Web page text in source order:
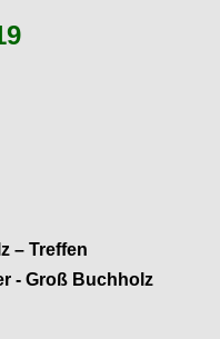
– Treffen
- Groß Buchholz